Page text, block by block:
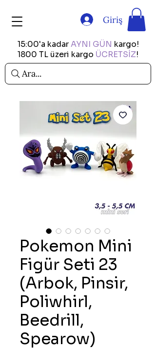
1800 TL üzeri kargo ÜCRETSİZ!
15:00'a kadar AYNI GÜN kargo!
Ara...
Giriş
Pokemon Mini
Figür Seti 23
(Arbok, Pinsir,
Poliwhirl,
Beedrill,
Spearow)